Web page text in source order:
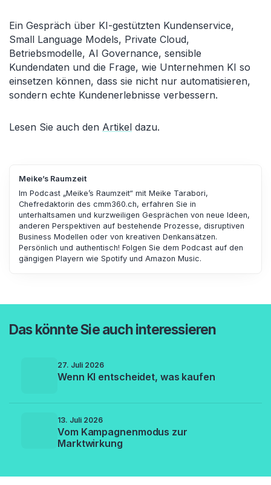
Ein Gespräch über KI-gestützten Kundenservice,
Small Language Models, Private Cloud,
Betriebsmodelle, AI Governance, sensible
Kundendaten und die Frage, wie Unternehmen KI so
einsetzen können, dass sie nicht nur automatisieren,
sondern echte Kundenerlebnisse verbessern.
Lesen Sie auch den Artikel dazu.
Meike’s Raumzeit
Im Podcast „Meike’s Raumzeit“ mit Meike Tarabori,
Chefredaktorin des cmm360.ch, erfahren Sie in
unterhaltsamen und kurzweiligen Gesprächen von neue Ideen,
anderen Perspektiven auf bestehende Prozesse, disruptiven
Business Modellen oder von kreativen Denkansätzen.
Persönlich und authentisch! Folgen Sie dem Podcast auf den
gängigen Playern wie Spotify und Amazon Music.
Das könnte Sie auch interessieren
27. Juli 2026
Wenn KI entscheidet, was kaufen
13. Juli 2026
Vom Kampagnenmodus zur
Marktwirkung